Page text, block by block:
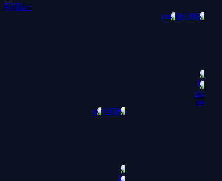
麦克斯威尔
诺希斯
达利娅